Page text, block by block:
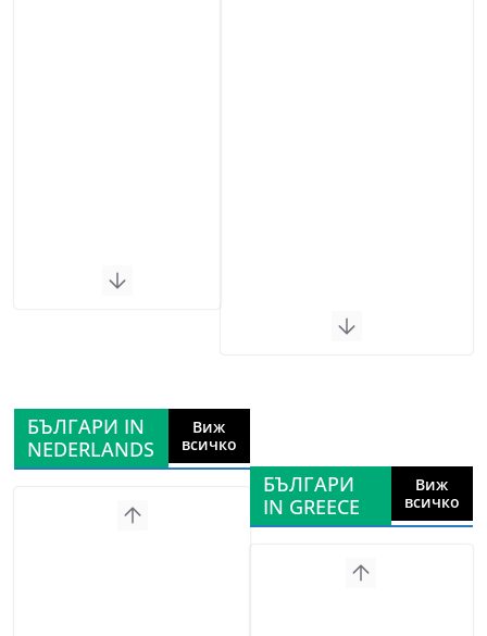
БЪЛГАРИ IN
NEDERLANDS
Виж
всичко
БЪЛГАРИ
IN GREECE
Виж
всичко